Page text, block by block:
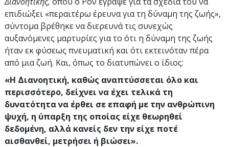
επιδιώξει «περαιτέρω έρευνα για τη δύναμη της ζωής»,
σύντομα βρέθηκε να διερευνά τις συνεχώς
αυξανόμενες μαρτυρίες για το ότι η δύναμη της ζωής
ήταν εκ φύσεως πνευματική και ότι εκτεινόταν πέρα
από μια ζωή. Και, όπως το διατυπώνει ο ίδιος:
«Η Διανοητική, καθώς αναπτύσσεται όλο και
περισσότερο, δείχνει να έχει τελικά τη
δυνατότητα να έρθει σε επαφή με την ανθρώπινη
ψυχή, η ύπαρξη της οποίας είχε θεωρηθεί
δεδομένη, αλλά κανείς δεν την είχε ποτέ
αισθανθεί, μετρήσει ή βιώσει».